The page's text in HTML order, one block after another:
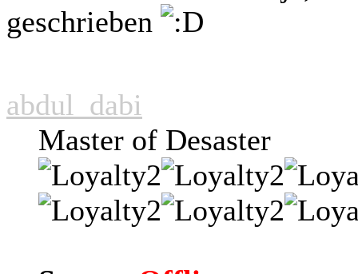
geschrieben
abdul_dabi
Master of Desaster